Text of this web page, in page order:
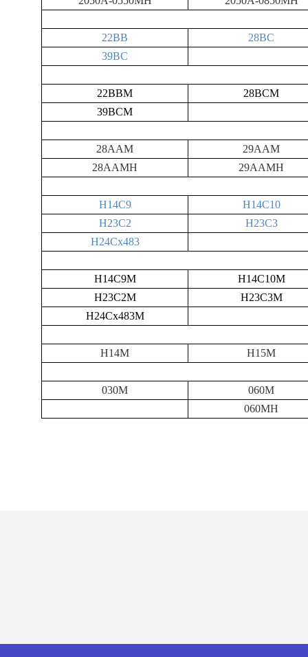
22BB
28BC
39BC
22BBM
28BCM
39BCM
28AAM
29AAM
28AAMH
29AAMH
H14C9
H14C10
H23C2
H23C3
H24Cx483
H14C9M
H14C10M
H23C2M
H23C3M
H24Cx483M
H14M H15M
030M
060M
060MH